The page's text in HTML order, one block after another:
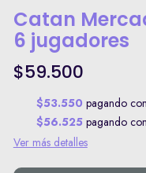
Catan
6 jugadores
$59.500
$53.550 pagando
$56.525 pagando
Ver más detalles